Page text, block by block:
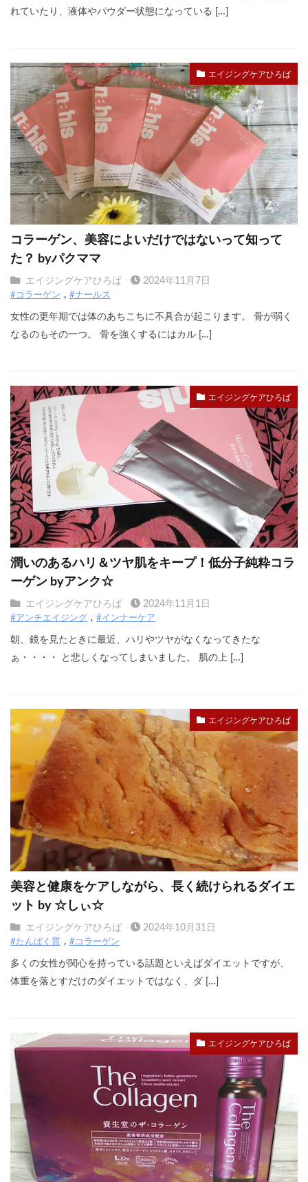
れていたり、液体やパウダー状態になっている […]
エイジングケアひろば
コラーゲン、美容によいだけではないって知って
た？ byパクママ
エイジングケアひろば 2024年11月7日
#コラーゲン #ナールス
女性の更年期では体のあちこちに不具合が起こります。 骨が弱く
なるのもその一つ。 骨を強くするにはカル […]
エイジングケアひろば
潤いのあるハリ＆ツヤ肌をキープ！低分子純粋コラ
ーゲン byアンク☆
エイジングケアひろば 2024年11月1日
#アンチエイジング #インナーケア
朝、鏡を見たときに最近、ハリやツヤがなくなってきたな
ぁ・・・・ と悲しくなってしまいました。 肌の上 […]
エイジングケアひろば
美容と健康をケアしながら、長く続けられるダイエ
ット by ☆しぃ☆
エイジングケアひろば 2024年10月31日
#たんぱく質 #コラーゲン
多くの女性が関心を持っている話題といえばダイエットですが、
体重を落とすだけのダイエットではなく、ダ […]
エイジングケアひろば